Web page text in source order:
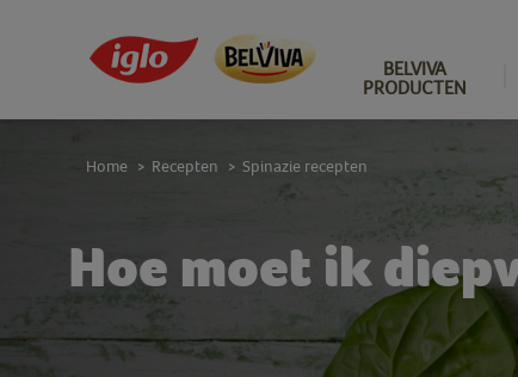
BELVIVA
PRODUCTEN
Hoe moet ik
Home > Recepten > Spinazie recepten